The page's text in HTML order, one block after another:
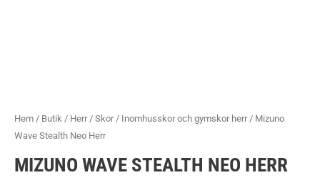
Hem / Butik / Herr/ Skor/ Inomhusskor och gymskor herr/ Mizuno
Wave Stealth Neo Herr
MIZUNO WAVE STEALTH NEO HERR